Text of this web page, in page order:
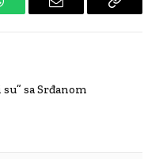
Email
Copy
sa Srđanom